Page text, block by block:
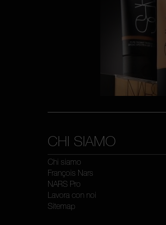
CHI SIAMO
Chi siamo
François Nars
NARS Pro
Lavora con noi
Sitemap